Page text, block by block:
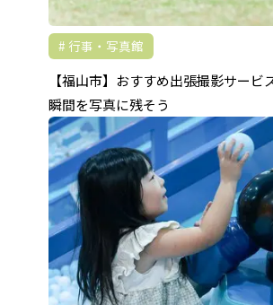
行事・写真館
【福山市】おすすめ出張撮影サービ
瞬間を写真に残そう